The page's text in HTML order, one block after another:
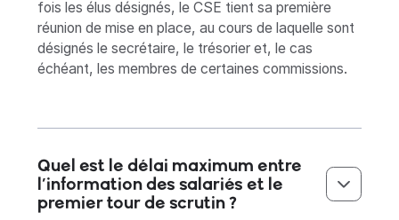
fois les élus désignés, le CSE tient sa première
réunion de mise en place, au cours de laquelle sont
désignés le secrétaire, le trésorier et, le cas
échéant, les membres de certaines commissions.
Quel est le délai maximum entre
l’information des salariés et le
premier tour de scrutin ?‍